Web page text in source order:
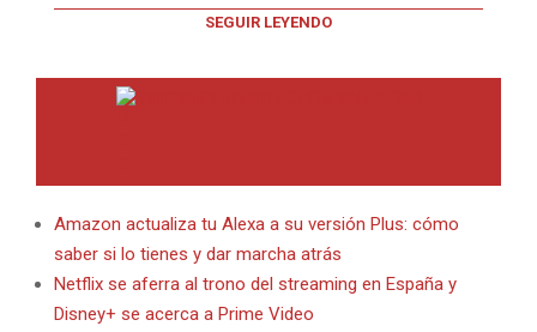
SEGUIR LEYENDO
Amazon actualiza tu Alexa a su versión Plus: cómo
saber si lo tienes y dar marcha atrás
Netflix se aferra al trono del streaming en España y
Disney+ se acerca a Prime Video